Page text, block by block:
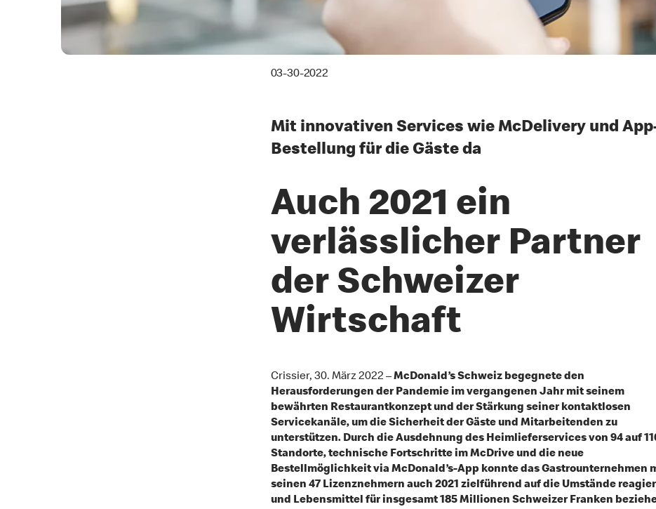
03-30-2022
Mit innovativen Services wie McDelivery und
Bestellung für die Gäste da
Auch 2021 ein
verlässlicher Partner
der Schweizer
Wirtschaft
Crissier, 30. März 2022 –McDonald’s Schweiz begegnete den
Herausforderungen der Pandemie im vergangenen Jahr mit seinem
bewährten Restaurantkonzept und der Stärkung seiner kontaktlosen
Servicekanäle, um die Sicherheit der Gäste und Mitarbeitenden zu
unterstützen. Durch die Ausdehnung des Heimlieferservices von 94 auf
Standorte, technische Fortschritte im McDrive und die neue
Bestellmöglichkeit via McDonald’s-App konnte das Gastrounternehmen
seinen 47 Lizenznehmern auch 2021 zielführend auf die Umstände
und Lebensmittel für insgesamt 185 Millionen Schweizer Franken